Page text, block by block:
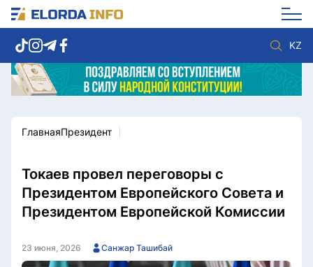
KZ
Новости столицы
Спорт
Культура
Разное
Мнение
Видео
Мир
Послание
Служба Комплаенс
ГлавнаяПрезидент
Токаев провел переговоры с
Президентом Европейского Совета и
Президентом Европейской Комиссии
23 июня, 2026 Санжар Ташибай